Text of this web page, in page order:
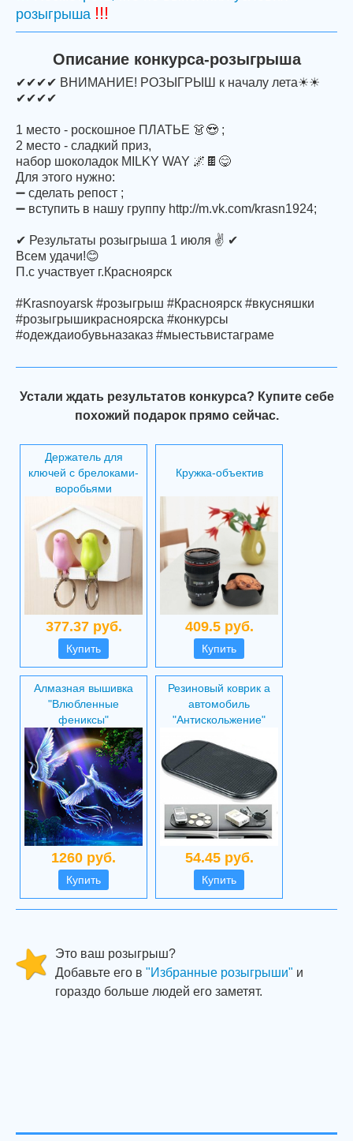
розыгрыша !!!
Описание конкурса-розыгрыша
✔✔✔✔ ВНИМАНИЕ! РОЗЫГРЫШ к началу лета☀☀
✔✔✔✔
1 место - роскошное ПЛАТЬЕ 👗😍 ;
2 место - сладкий приз,
набор шоколадок MILKY WAY 🌌🍫😋
Для этого нужно:
➖ сделать репост ;
➖ вступить в нашу группу http://m.vk.com/krasn1924;
✔ Результаты розыгрыша 1 июля ✌ ✔
Всем удачи!😊
П.с участвует г.Красноярск
#Krasnoyarsk #розыгрыш #Красноярск #вкусняшки
#розыгрышикрасноярска #конкурсы
#одеждаиобувьназаказ #мыестьвистаграме
Устали ждать результатов конкурса? Купите себе
похожий подарок прямо сейчас.
Держатель для
ключей с брелоками-
воробьями
377.37 руб.
Купить
Кружка-объектив
409.5 руб.
Купить
Алмазная вышивка
"Влюбленные
фениксы"
1260 руб.
Купить
Резиновый коврик а
автомобиль
"Антискольжение"
54.45 руб.
Купить
Это ваш розыгрыш?
Добавьте его в "Избранные розыгрыши" и
гораздо больше людей его заметят.